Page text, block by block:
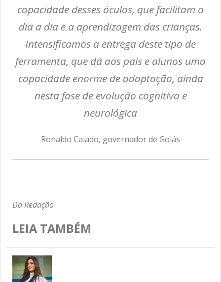
capacidade desses óculos, que facilitam o
dia a dia e a aprendizagem das crianças.
Intensificamos a entrega deste tipo de
ferramenta, que dá aos pais e alunos uma
capacidade enorme de adaptação, ainda
nesta fase de evolução cognitiva e
neurológica
Ronaldo Caiado, governador de Goiás
Da Redação
LEIA TAMBÉM